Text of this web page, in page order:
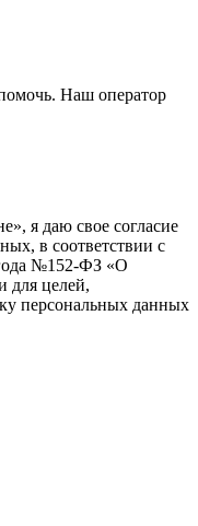
Наш оператор
я даю свое согласие
в соответствии с
№152-ФЗ «О
для целей,
персональных данных